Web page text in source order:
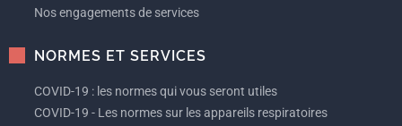
Nos engagements de services
NORMES ET SERVICES
COVID-19 : les normes qui vous seront utiles
COVID-19 - Les normes sur les appareils respiratoires